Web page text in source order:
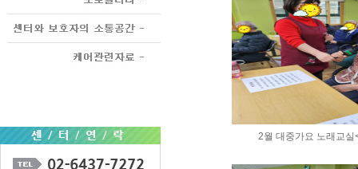
2월 대중가요 노래교